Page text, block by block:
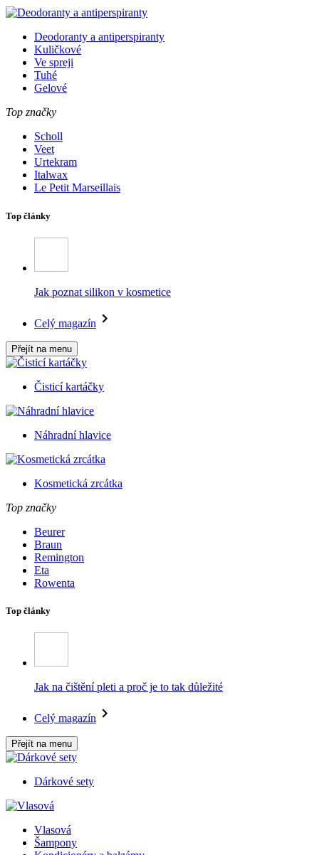
Deodoranty a antiperspiranty
Kuličkové
Ve spreji
Tuhé
Gelové
Top značky
Scholl
Veet
Urtekram
Italwax
Le Petit Marseillais
Top články
Jak poznat silikon v kosmetice
Celý magazín
Přejít na menu
Čisticí kartáčky
Náhradní hlavice
Kosmetická zrcátka
Top značky
Beurer
Braun
Remington
Eta
Rowenta
Top články
Jak na čištění pleti a proč je to tak důležité
Celý magazín
Přejít na menu
Dárkové sety
Vlasová
Šampony